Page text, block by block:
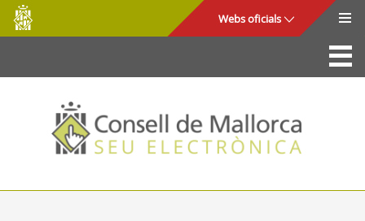
Salta al contingut principal
Consell
de
Mallorca
Webs oficials
La Seu
Consell de Mallorca
Accés i seguretat
Utilitats